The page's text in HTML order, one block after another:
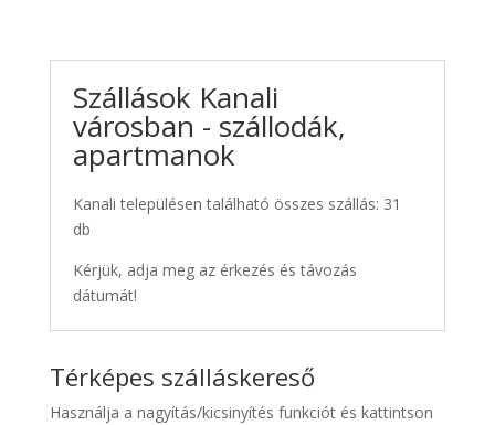
Szállások Kanali
városban - szállodák,
apartmanok
Kanali településen található összes szállás: 31
db
Kérjük, adja meg az érkezés és távozás
dátumát!
Térképes szálláskereső
Használja a nagyítás/kicsinyítés funkciót és kattintson